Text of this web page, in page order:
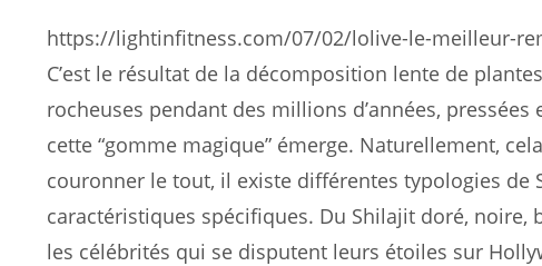
https://lightinfitness.com/07/02/lolive-le-meilleur-
C’est le résultat de la décomposition lente de
rocheuses pendant des millions d’années,
cette “gomme magique” émerge. Naturellement,
couronner le tout, il existe différentes typologies
caractéristiques spécifiques. Du Shilajit doré,
les célébrités qui se disputent leurs étoiles sur